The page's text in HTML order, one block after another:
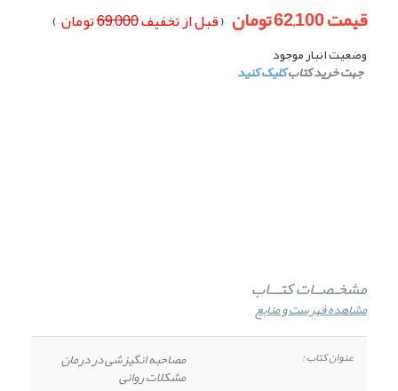
قيمت62,100تومان (قبل از تخفيف69,000تومان )
وضعيت انبار موجود
جهت خرید کتابکلیک کنید
مشخـصــات کتـــاب
مشاهده فهرست و منابع
عنوان کتاب : مصاحبه انگیزشی در درمان
مشکلات روانی